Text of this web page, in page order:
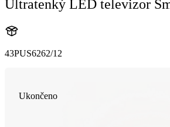
Ultratenký LED televizor
43PUS6262/12
Ukončeno